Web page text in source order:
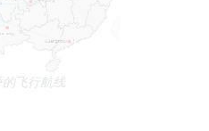
的飞行航线